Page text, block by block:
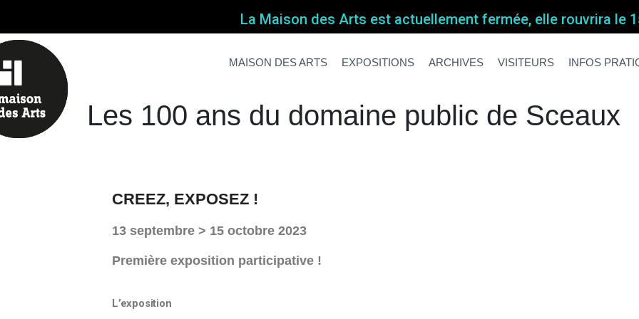
La Maison des Arts est actuellement fermée, elle rouvrira le
MAISON DES ARTS EXPOSITIONS ARCHIVES VISITEURS INFOS
Les 100 ans du domaine public de Sceaux
Les 100 ans du domaine public de Sceaux
Les 100 ans du domaine public de Sceaux
CREEZ, EXPOSEZ !
13 septembre > 15 octobre 2023
Première exposition participative !
L’exposition